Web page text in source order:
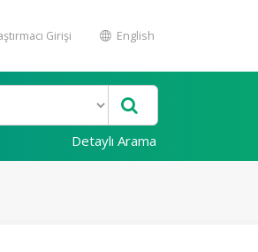
Girişi English
Detaylı Arama